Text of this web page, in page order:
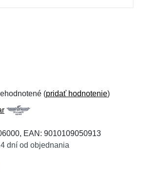
(pridať hodnotenie)
EAN: 9010109050913
dní od objednania